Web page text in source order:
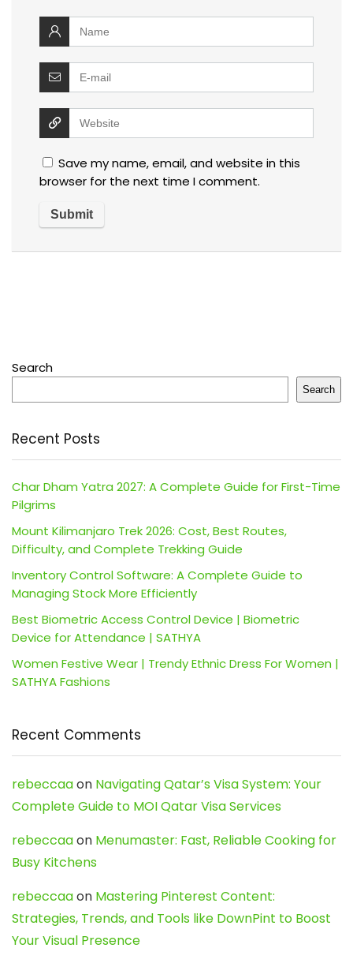
Save my name, email, and website in this
browser for the next time I comment.
Search
Search
Recent Posts
Char Dham Yatra 2027: A Complete Guide for First-Time
Pilgrims
Mount Kilimanjaro Trek 2026: Cost, Best Routes,
Difficulty, and Complete Trekking Guide
Inventory Control Software: A Complete Guide to
Managing Stock More Efficiently
Best Biometric Access Control Device | Biometric
Device for Attendance | SATHYA
Women Festive Wear | Trendy Ethnic Dress For Women |
SATHYA Fashions
Recent Comments
rebeccaaon Navigating Qatar’s Visa System: Your
Complete Guide to MOI Qatar Visa Services
rebeccaaon Menumaster: Fast, Reliable Cooking for
Busy Kitchens
rebeccaaon Mastering Pinterest Content:
Strategies, Trends, and Tools like DownPint to Boost
Your Visual Presence